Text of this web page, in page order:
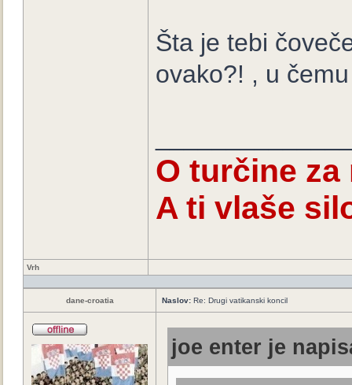
Šta je tebi
ovako?! , u
O turčine
A ti vlaše
Vrh
dane-croatia Naslov: Re: Drugi vatikanski koncil
joe enter je